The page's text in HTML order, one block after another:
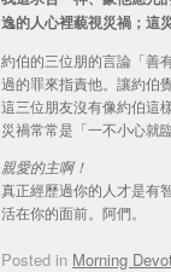
逸的人心裡藐視災禍；這
約伯的三位朋的言論「善
過的罪來指責他。讓約伯
這三位朋友沒有像約伯這
災禍常常是「一不小心就
親愛的主啊！
真正經歷過你的人才是有
活在你的面前。阿們。
Posted in Morning